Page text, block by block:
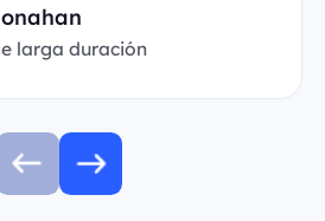
larga duración